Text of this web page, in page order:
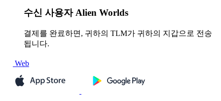
수신 사용자 Alien Worlds
결제를 완료하면, 귀하의 TLM가 귀하의 지갑으로 전송
됩니다.
Web